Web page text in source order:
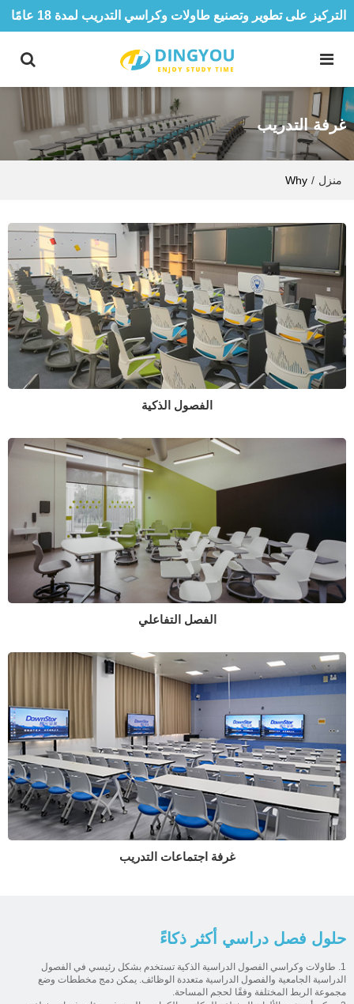
التركيز على تطوير وتصنيع طاولات وكراسي التدريب لمدة 18 عامًا
غرفة التدريب
منزل /
Why
الفصول الذكية
الفصل التفاعلي
غرفة اجتماعات التدريب
حلول فصل دراسي أكثر ذكاءً
1. طاولات وكراسي الفصول الدراسية الذكية تستخدم بشكل رئيسي في الفصول
الدراسية الجامعية والفصول الدراسية متعددة الوظائف. يمكن دمج مخططات وضع
مجموعة الربط المختلفة وفقًا لحجم المساحة.